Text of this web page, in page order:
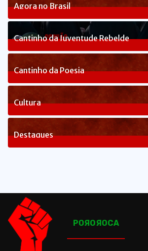
Agora no Brasil
236Posts
Cantinho da Juventude Rebelde
3Posts
Cantinho da Poesia
1Posts
Cultura
82Posts
Destaques
POЯOЯOCA